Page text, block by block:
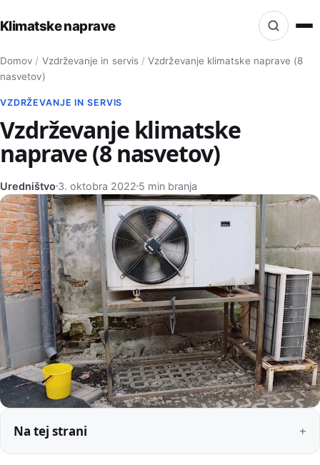
Klimatske naprave
Iskanje po strani
Domov / Vzdrževanje in servis/Vzdrževanje klimatske naprave (8
nasvetov)
VZDRŽEVANJE IN SERVIS
Vzdrževanje klimatske
naprave (8 nasvetov)
Uredništvo 3. oktobra 2022 5 min branja
Na tej strani